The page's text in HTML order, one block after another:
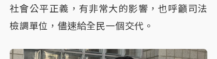
社會公平正義，有非常大的影響，也呼籲司法
檢調單位，儘速給全民一個交代。